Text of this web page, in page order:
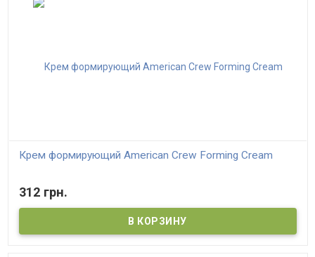
Крем формирующий American Crew Forming Cream
312 грн.